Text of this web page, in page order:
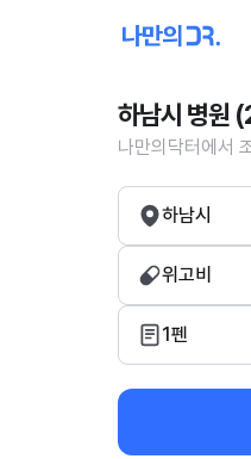
하남시 병원
나만의닥터에서
하남시
위고비
1펜